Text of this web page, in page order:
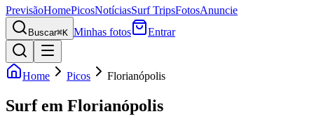
PrevisãoHomePicosNotíciasSurf TripsFotosAnuncie
Buscar⌘K Minhas fotos Entrar
Home Picos Florianópolis
Surf em Florianópolis